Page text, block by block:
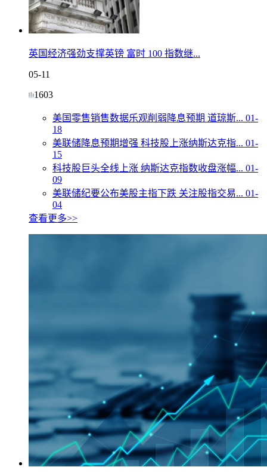
英国经济强劲支撑英镑 富时 100 指数继...
05-11
1603
美国零售销售数据乐观削弱降息预期 道琼斯... 01-
18
美联储降息预期增强 科技股上涨纳斯达克指... 01-
15
科技股巨头全线上涨 纳斯达克指数收盘涨幅... 01-
09
美联储纪要公布美股主指下跌 关注股指交易... 01-
04
查看更多>>